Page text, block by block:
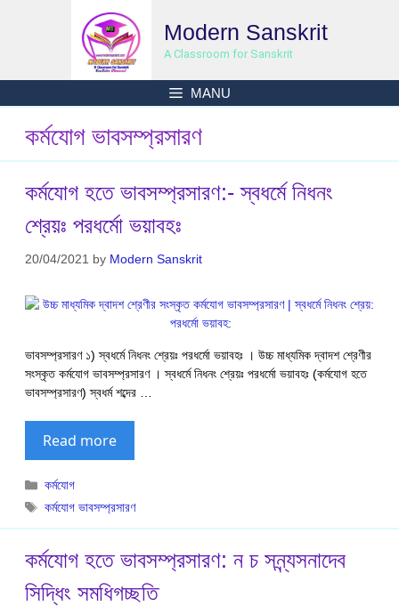
Modern Sanskrit
A Classroom for Sanskrit
MANU
কর্মযোগ ভাবসম্প্রসারণ
কর্মযোগ হতে ভাবসম্প্রসারণ:- স্বধর্মে নিধনং
শ্রেয়ঃ পরধর্মো ভয়াবহঃ
20/04/2021 by Modern Sanskrit
ভাবসম্প্রসারণ ১) স্বধর্মে নিধনং শ্রেয়ঃ পরধর্মো ভয়াবহঃ । উচ্চ মাধ্যমিক দ্বাদশ শ্রেণীর
সংস্কৃত কর্মযোগ ভাবসম্প্রসারণ । স্বধর্মে নিধনং শ্রেয়ঃ পরধর্মো ভয়াবহঃ (কর্মযোগ হতে
ভাবসম্প্রসারণ) স্বধর্ম শব্দের …
Read more
Categories
কর্মযোগ
Tags
কর্মযোগ ভাবসম্প্রসারণ
কর্মযোগ হতে ভাবসম্প্রসারণ: ন চ সন্ন্যসনাদেব
সিদ্ধিং সমধিগচ্ছতি